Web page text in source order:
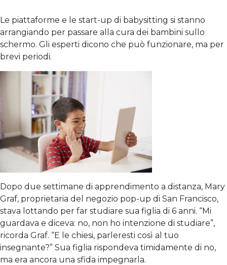
Le piattaforme e le start-up di babysitting si stanno
arrangiando per passare alla cura dei bambini sullo
schermo. Gli esperti dicono che può funzionare, ma per
brevi periodi.
Dopo due settimane di apprendimento a distanza, Mary
Graf, proprietaria del negozio pop-up di San Francisco,
stava lottando per far studiare sua figlia di 6 anni. “Mi
guardava e diceva: no, non ho intenzione di studiare”,
ricorda Graf. “E le chiesi, parleresti così al tuo
insegnante?” Sua figlia rispondeva timidamente di no,
ma era ancora una sfida impegnarla.